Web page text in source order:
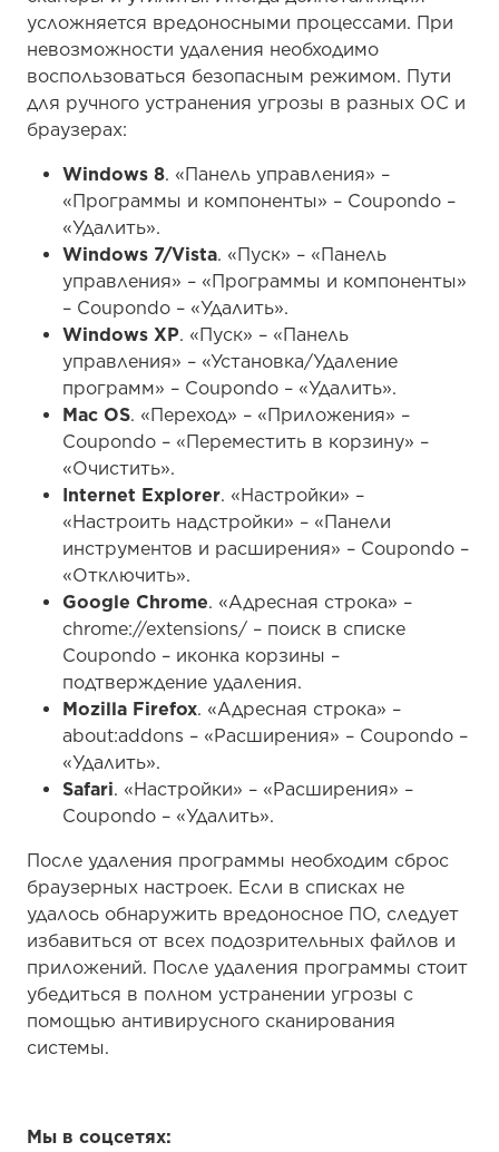
Windows 8. «Панель управления» –
«Программы и компоненты» – Coupondo –
«Удалить».
Windows 7/Vista. «Пуск» – «Панель
управления» – «Программы и компоненты» –
Coupondo – «Удалить».
Windows XP . «Пуск» – «Панель управления» –
«Установка/Удаление программ» – Coupondo
– «Удалить».
Mac OS . «Переход» – «Приложения» –
Coupondo – «Переместить в корзину» –
«Очистить».
Internet Explorer. «Настройки» – «Настроить
надстройки» – «Панели инструментов и
расширения» – Coupondo – «Отключить».
Google Chrome. «Адресная строка» –
chrome://extensions/ – поиск в списке
Coupondo – иконка корзины – подтверждение
удаления.
Mozilla Firefox . «Адресная строка» –
about:addons – «Расширения» – Coupondo –
«Удалить».
Safari. «Настройки» – «Расширения» –
Coupondo – «Удалить».
После удаления программы необходим сброс
браузерных настроек. Если в списках не удалось
обнаружить вредоносное ПО, следует избавиться
от всех подозрительных файлов и приложений.
После удаления программы стоит убедиться в
полном устранении угрозы с помощью
антивирусного сканирования системы.
Мы в соцсетях:
Поделиться